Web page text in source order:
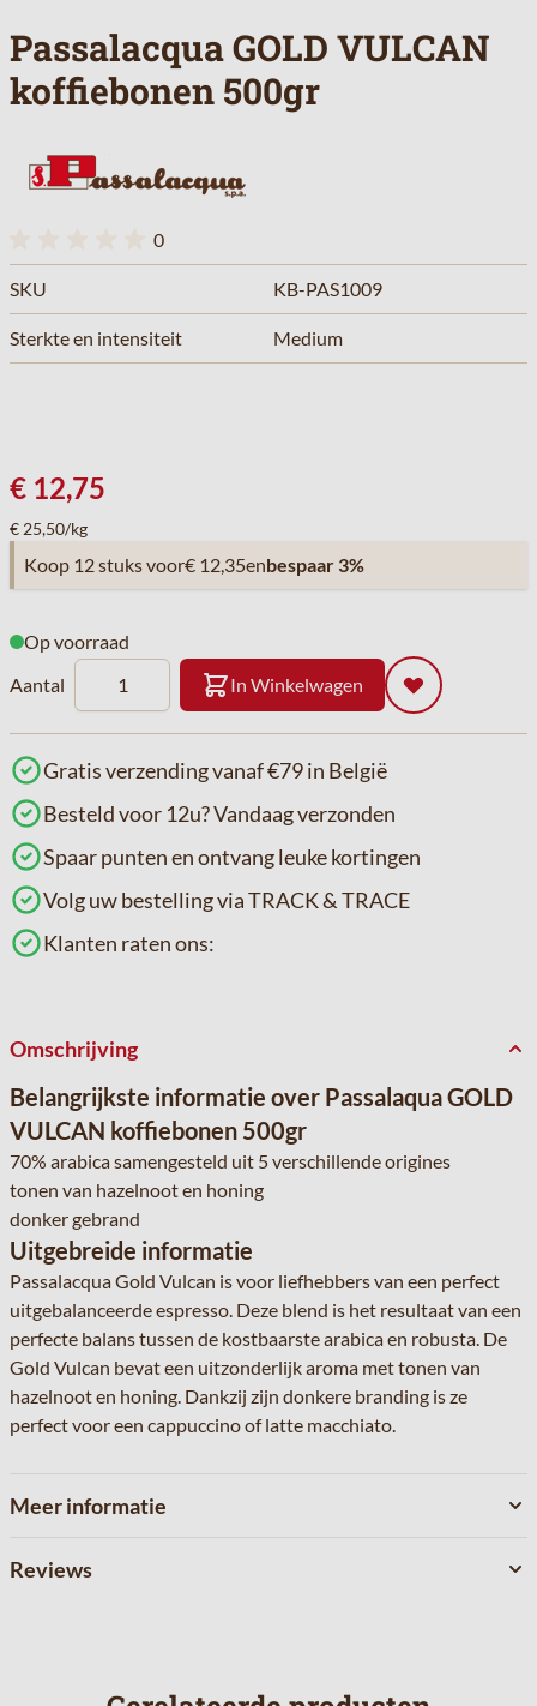
Passalacqua GOLD VULCAN
koffiebonen 500gr
0
SKU KB-PAS1009
Sterkte en intensiteit Medium
€ 12,75
€ 25,50/kg
Koop 12 stuks voor€ 12,35enbespaar 3%
Op voorraad
Aantal
In Winkelwagen
Gratis verzending vanaf €79 in België
Besteld voor 12u? Vandaag verzonden
Spaar punten en ontvang leuke kortingen
Volg uw bestelling via TRACK & TRACE
Klanten raten ons:
Omschrijving
Belangrijkste informatie over Passalaqua GOLD
VULCAN koffiebonen 500gr
70% arabica samengesteld uit 5 verschillende origines
tonen van hazelnoot en honing
donker gebrand
Uitgebreide informatie
Passalacqua Gold Vulcan is voor liefhebbers van een perfect
uitgebalanceerde espresso. Deze blend is het resultaat van een
perfecte balans tussen de kostbaarste arabica en robusta. De
Gold Vulcan bevat een uitzonderlijk aroma met tonen van
hazelnoot en honing. Dankzij zijn donkere branding is ze
perfect voor een cappuccino of latte macchiato.
Meer informatie
Reviews